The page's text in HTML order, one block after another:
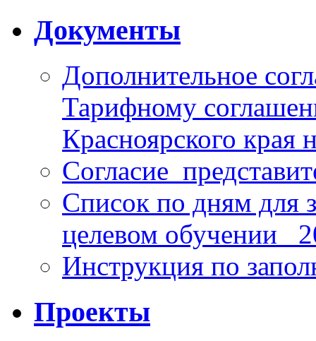
Документы
Дополнительное
Тарифному
Красноярского края
Список по дням для
целевом обучении_
Инструкция по
Проекты